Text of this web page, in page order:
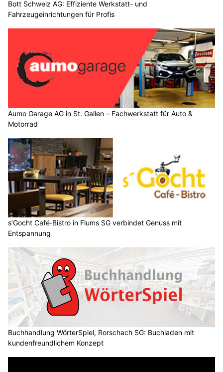
Bott Schweiz AG: Effiziente Werkstatt- und
Fahrzeugeinrichtungen für Profis
Aumo Garage AG in St. Gallen – Fachwerkstatt für Auto &
Motorrad
s’Gocht Café‑Bistro in Flums SG verbindet Genuss mit
Entspannung
Buchhandlung WörterSpiel, Rorschach SG: Buchladen mit
kundenfreundlichem Konzept